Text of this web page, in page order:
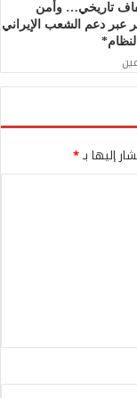
تاريخي… وأمن
عبر دعم الشعب الإيراني
إليها بـ*